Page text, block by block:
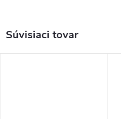
Súvisiaci tovar